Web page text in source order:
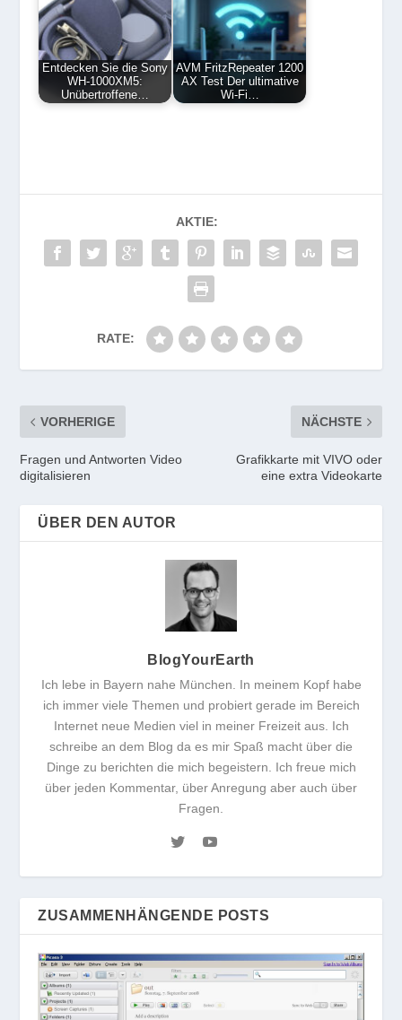
Entdecken Sie die Sony
WH-1000XM5:
Unübertroffene…
AVM FritzRepeater 1200
AX Test Der ultimative
Wi-Fi…
AKTIE:
RATE:
VORHERIGE
Fragen und Antworten Video
digitalisieren
NÄCHSTE
Grafikkarte mit VIVO oder
eine extra Videokarte
ÜBER DEN AUTOR
BlogYourEarth
Ich lebe in Bayern nahe München. In meinem Kopf habe
ich immer viele Themen und probiert gerade im Bereich
Internet neue Medien viel in meiner Freizeit aus. Ich
schreibe an dem Blog da es mir Spaß macht über die
Dinge zu berichten die mich begeistern. Ich freue mich
über jeden Kommentar, über Anregung aber auch über
Fragen.
ZUSAMMENHÄNGENDE POSTS